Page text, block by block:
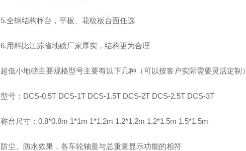
5.全钢结构秤台，平板、花纹板台面任选
6.用料比江苏省地磅厂家厚实，结构更为合理
超低小地磅主要规格型号主要有以下几种（可以按客户实际需要灵活定制
型号：DCS-0.5T DCS-1T DCS-1.5T DCS-2T DCS-2.5T DCS-3T
称台尺寸：0.8*0.8m 1*1m 1*1.2m 1.2*1.2m 1.2*1.5m 1.5*1.5m
防尘、防水效果，各车轮轴重与总重量显示功能的相符